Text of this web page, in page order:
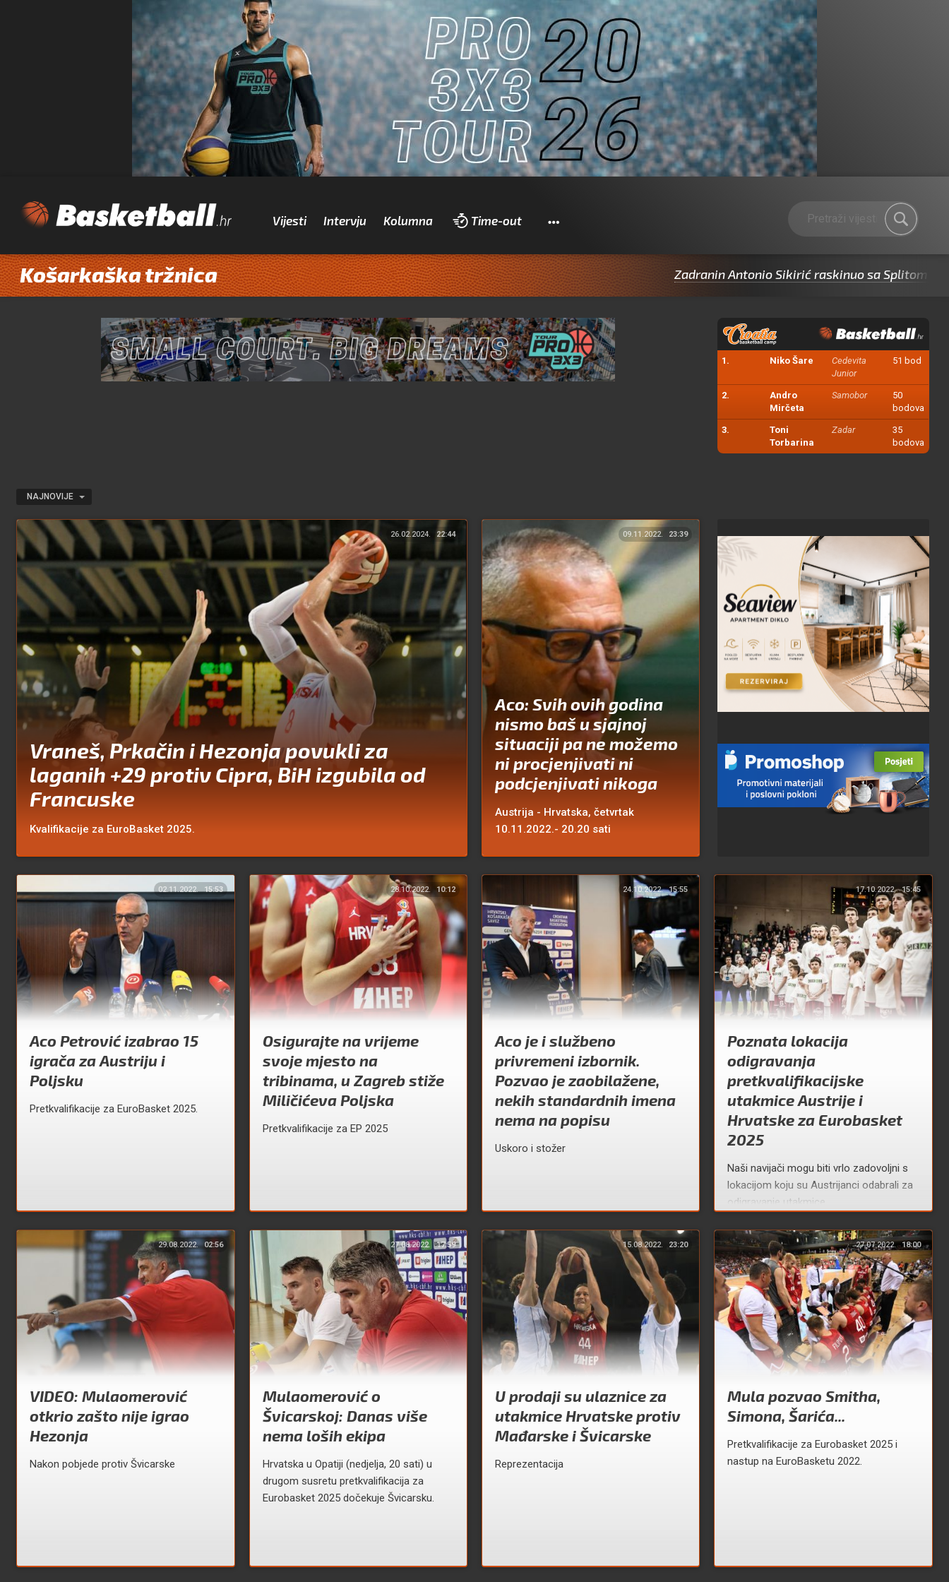
Vijesti Intervju Kolumna Time-out Pretraži
Košarkaška tržnica Zadranin Antonio Sikirić raskinuo sa Splitom pa potpisao
1. Niko Šare
Cedevita
Junior
51 bod
2.
Andro
Mirčeta
Samobor
50
bodova
3.
Toni
Torbarina
Zadar
35
bodova
NAJNOVIJE
26.02.2024. 22:44
Vraneš, Prkačin i Hezonja povukli za
laganih +29 protiv Cipra, BiH izgubila od
Francuske
Kvalifikacije za EuroBasket 2025.
09.11.2022. 23:39
Aco: Svih ovih godina
nismo baš u sjajnoj
situaciji pa ne možemo
ni procjenjivati ni
podcjenjivati nikoga
Austrija - Hrvatska, četvrtak
10.11.2022.- 20.20 sati
02.11.2022. 15:53
Aco Petrović izabrao 15
igrača za Austriju i
Poljsku
Pretkvalifikacije za EuroBasket 2025.
28.10.2022. 10:12
Osigurajte na vrijeme
svoje mjesto na
tribinama, u Zagreb stiže
Miličićeva Poljska
Pretkvalifikacije za EP 2025
24.10.2022. 15:55
Aco je i službeno
privremeni izbornik.
Pozvao je zaobilažene,
nekih standardnih imena
nema na popisu
Uskoro i stožer
17.10.2022. 15:45
Poznata lokacija
odigravanja
pretkvalifikacijske
utakmice Austrije i
Hrvatske za Eurobasket
2025
Naši navijači mogu biti vrlo zadovoljni s
lokacijom koju su Austrijanci odabrali za
odigravanje utakmice.
29.08.2022. 02:56
VIDEO: Mulaomerović
otkrio zašto nije igrao
Hezonja
Nakon pobjede protiv Švicarske
27.08.2022. 17:59
Mulaomerović o
Švicarskoj: Danas više
nema loših ekipa
Hrvatska u Opatiji (nedjelja, 20 sati) u
drugom susretu pretkvalifikacija za
Eurobasket 2025 dočekuje Švicarsku.
15.08.2022. 23:20
U prodaji su ulaznice za
utakmice Hrvatske protiv
Mađarske i Švicarske
Reprezentacija
27.07.2022. 18:00
Mula pozvao Smitha,
Simona, Šarića...
Pretkvalifikacije za Eurobasket 2025 i
nastup na EuroBasketu 2022.